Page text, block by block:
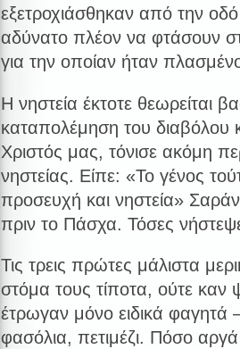
εξετροχιάσθηκαν από την
αδύνατο πλέον να φτάσουν
για την οποίαν ήταν
Η νηστεία έκτοτε θεωρείται
καταπολέμηση του
Χριστός μας, τόνισε ακόμη
νηστείας. Είπε: «Το γένος
προσευχή και νηστεία»
πριν το Πάσχα. Τόσες
Τις τρεις πρώτες μάλιστα
στόμα τους τίποτα, ούτε καν
έτρωγαν μόνο ειδικά
φασόλια, πετιμέζι. Πόσο